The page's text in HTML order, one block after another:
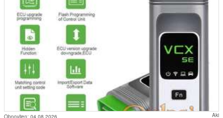
Aki
Obnovljen: 04.08.2026.